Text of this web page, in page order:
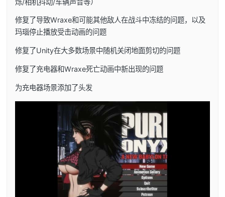
修复了导致Wraxe和可能其他敌人在战斗中冻结的问题，以及
玛瑙停止播放受击动画的问题
修复了Unity在大多数场景中随机关闭地面剪切的问题
修复了充电器和Wraxe死亡动画中新出现的问题
为充电器场景添加了头发